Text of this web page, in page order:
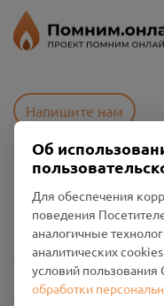
Напишите нам
Политика
Промо-материалы
Настройки cookies
Общество с
Об
Для обеспечения
поведения
аналогичные
аналитических
условий пользования
обработки